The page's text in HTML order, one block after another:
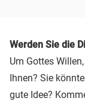
Werden Sie die
Um Gottes
Ihnen? Sie
gute Idee?